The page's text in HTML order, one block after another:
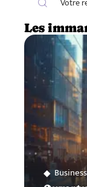
Les
Business